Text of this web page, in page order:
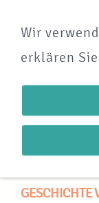
Das
Buch
GESCHICHTE
Wir
erklären